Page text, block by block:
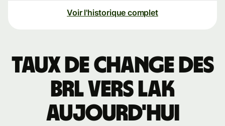
Voir l'historique complet
Taux de change des
BRL vers LAK
aujourd'hui